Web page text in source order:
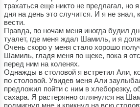
трахаться еще никто не предлагал, но
дня на день это случится. И я не знал,
вести.
Правда, по ночам меня иногда будил
туалет, где меня ждал Шамиль, и я
Очень скоро у меня стало хорошо
Шамиль, гладя меня по щеке, пока я
перед ним на коленях.
Однажды в столовой я встретил Али,
по столовой. Увидев меня Али
предложил пойти с ним в хлеборезку,
сахара. Я растерянно оглянулся на
подмигнул мне и крикнул на всю